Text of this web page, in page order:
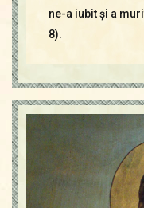
ne-a iubit şi a
8).